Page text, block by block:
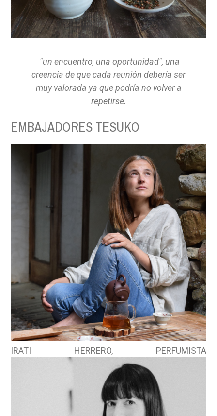
"un encuentro, una oportunidad", una
creencia de que cada reunión debería ser
muy valorada ya que podría no volver a
repetirse.
EMBAJADORES TESUKO
IRATI HERRERO, PERFUMISTA